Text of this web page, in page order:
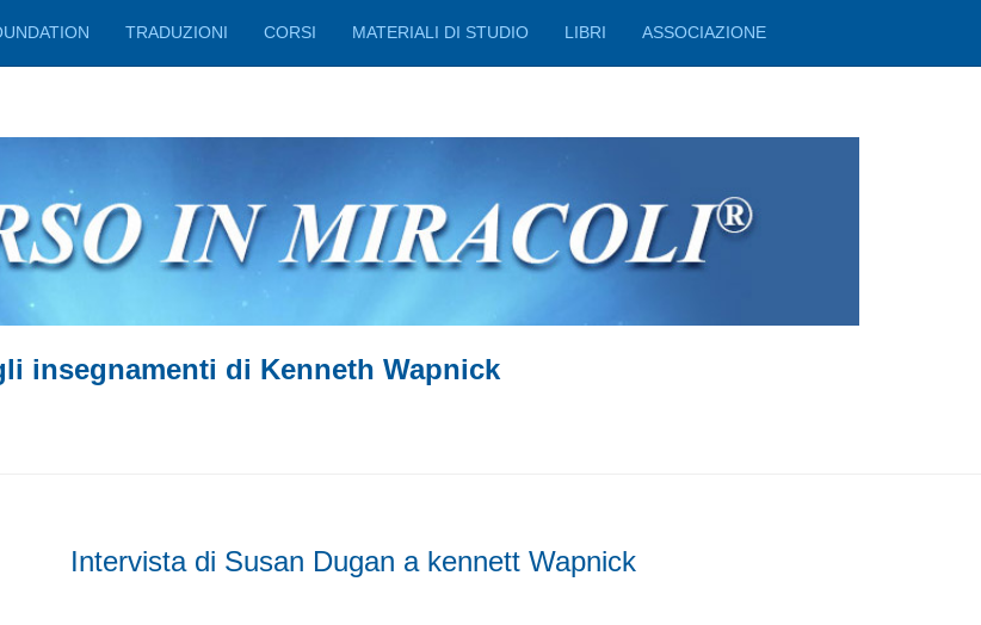
TRADUZIONI CORSI MATERIALI DI STUDIO LIBRI ASSOCIAZIONE
insegnamenti di Kenneth Wapnick
Intervista di Susan Dugan a kennett Wapnick